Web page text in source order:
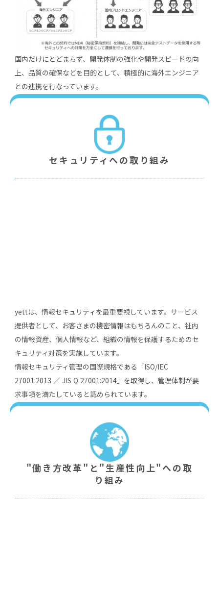
国内だけにとどまらず、開発体制の強化や開発スピードの向
上、品質の確保などを⽬的として、積極的に海外エンジニア
との連携を⾏なっています。
セキュリティへの取り組み
yettは、情報セキュリティを最重要視しています。サービス
提供者として、お客さまの機密情報はもちろんのこと、社内
の情報資産、個⼈情報など、組織の情報を保護するためのセ
キュリティ対策を実施しています。
情報セキュリティ管理の国際規格である「ISO/IEC
27001:2013 ∕ JIS Q 27001:2014」を取得し、管理体制が要
求事項を満たしていると認められています。
"働き⽅改⾰"と"⽣産性向上"への取
り組み